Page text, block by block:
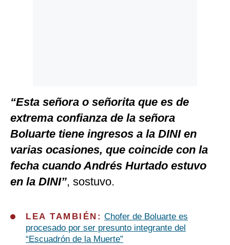
“Esta señora o señorita que es de
extrema confianza de la señora
Boluarte tiene ingresos a la DINI en
varias ocasiones, que coincide con la
fecha cuando Andrés Hurtado estuvo
en la DINI”, sostuvo.
LEA TAMBIÉN: Chofer de Boluarte es
procesado por ser presunto integrante del
“Escuadrón de la Muerte”